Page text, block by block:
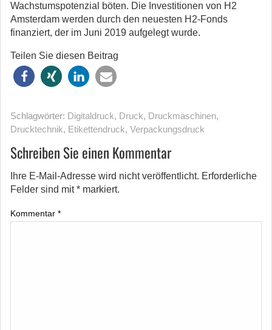
Wachstumspotenzial böten. Die Investitionen von H2
Amsterdam werden durch den neuesten H2-Fonds
finanziert, der im Juni 2019 aufgelegt wurde.
Teilen Sie diesen Beitrag
Schlagwörter: Digitaldruck, Druck, Druckmaschinen,
Drucktechnik, Etikettendruck, Verpackungsdruck
Schreiben Sie einen Kommentar
Ihre E-Mail-Adresse wird nicht veröffentlicht. Erforderliche
Felder sind mit* markiert.
Kommentar *